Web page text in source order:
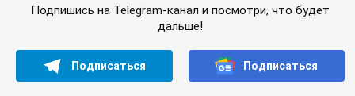
Подпишись на Telegram-канал и посмотри, что будет
дальше!
Подписаться Подписаться